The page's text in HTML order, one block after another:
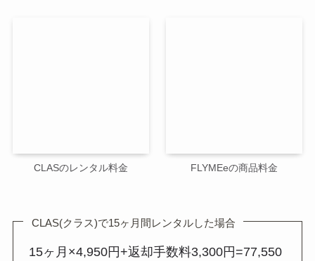
CLASのレンタル料金 FLYMEeの商品料金
CLAS(クラス)で15ヶ月間レンタルした場合
15ヶ月×4,950円+返却手数料3,300円=77,550